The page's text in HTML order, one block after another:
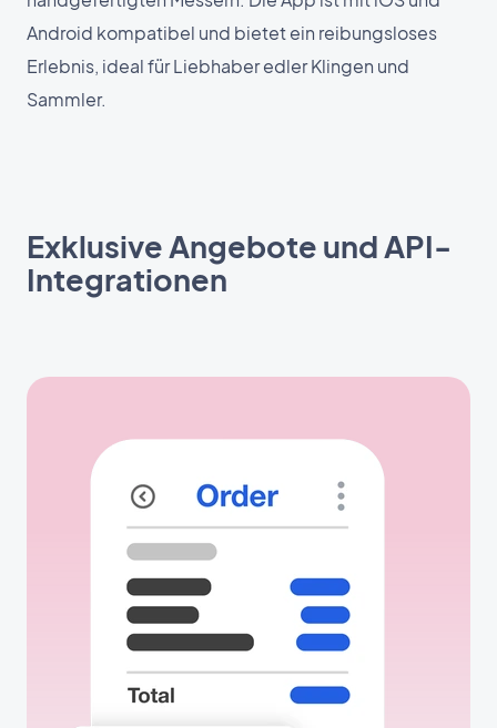
Android kompatibel und bietet ein reibungsloses
Erlebnis, ideal für Liebhaber edler Klingen und
Sammler.
Exklusive Angebote und API-
Integrationen